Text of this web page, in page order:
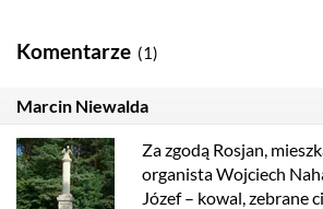
Komentarze (1)
Marcin Niewalda
Za zgodą Rosjan,
organista Wojciech
Józef – kowal, zebrane